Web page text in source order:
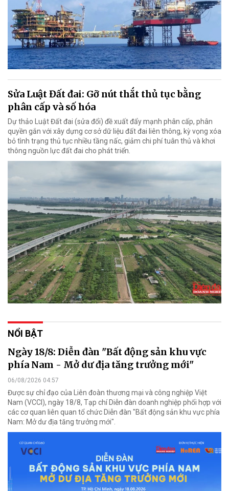
Sửa Luật Đất đai: Gỡ nút thắt thủ tục bằng
phân cấp và số hóa
Dự thảo Luật Đất đai (sửa đổi) đề xuất đẩy mạnh phân cấp, phân
quyền gắn với xây dựng cơ sở dữ liệu đất đai liên thông, kỳ vọng xóa
bỏ tình trạng thủ tục nhiều tầng nấc, giảm chi phí tuân thủ và khơi
thông nguồn lực đất đai cho phát triển.
NỔI BẬT
Ngày 18/8: Diễn đàn "Bất động sản khu vực
phía Nam - Mở dư địa tăng trưởng mới"
06/08/2026 04:57
Được sự chỉ đạo của Liên đoàn thương mại và công nghiệp Việt
Nam (VCCI), ngày 18/8, Tạp chí Diễn đàn doanh nghiệp phối hợp với
các cơ quan liên quan tổ chức Diễn đàn "Bất động sản khu vực phía
Nam: Mở dư địa tăng trưởng mới".